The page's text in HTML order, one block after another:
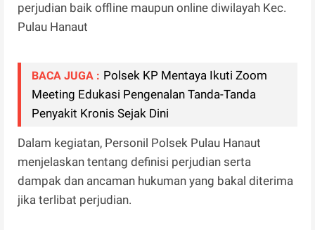
perjudian baik offline maupun online diwilayah Kec.
Pulau Hanaut
BACA JUGA : Polsek KP Mentaya Ikuti Zoom
Meeting Edukasi Pengenalan Tanda-Tanda
Penyakit Kronis Sejak Dini
Dalam kegiatan, Personil Polsek Pulau Hanaut
menjelaskan tentang definisi perjudian serta
dampak dan ancaman hukuman yang bakal diterima
jika terlibat perjudian.